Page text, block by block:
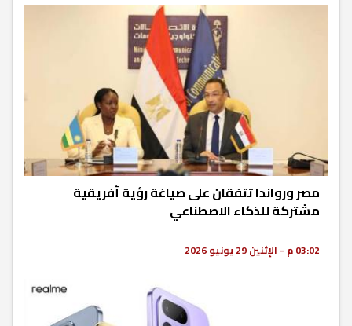
مصر ورواندا تتفقان على صياغة رؤية أفريقية
مشتركة للذكاء الاصطناعي
03:02 م - الإثنين 29 يونيو 2026